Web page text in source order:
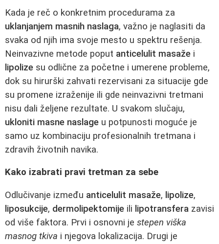
Kada je reč o konkretnim procedurama za
uklanjanjem masnih naslaga, važno je naglasiti da
svaka od njih ima svoje mesto u spektru rešenja.
Neinvazivne metode poput anticelulit masaže i
lipolize su odlične za početne i umerene probleme,
dok su hirurški zahvati rezervisani za situacije gde
su promene izraženije ili gde neinvazivni tretmani
nisu dali željene rezultate. U svakom slučaju,
ukloniti masne naslage u potpunosti moguće je
samo uz kombinaciju profesionalnih tretmana i
zdravih životnih navika.
Kako izabrati pravi tretman za sebe
Odlučivanje između anticelulit masaže, lipolize,
liposukcije, dermolipektomije ili lipotransfera zavisi
od više faktora. Prvi i osnovni je stepen viška
masnog tkiva i njegova lokalizacija. Drugi je